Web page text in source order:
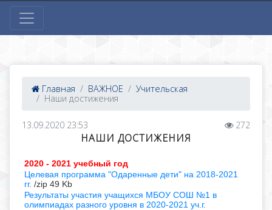
Главная ВАЖНОЕ
Учительская
Наши достижения
13.09.2020 23:53 272
НАШИ ДОСТИЖЕНИЯ
2020 - 2021 учебный год
Целевая программа "Одаренные дети" на 2018-2021
гг. /zip 49 Kb
Результаты участия учащихся МБОУ СОШ №1 в
олимпиадах разного уровня в 2020-2021 уч.г.